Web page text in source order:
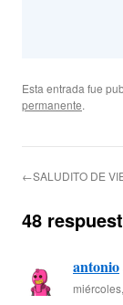
Esta entrada fue
permanente.
←SALUDITO DE
48
antonio